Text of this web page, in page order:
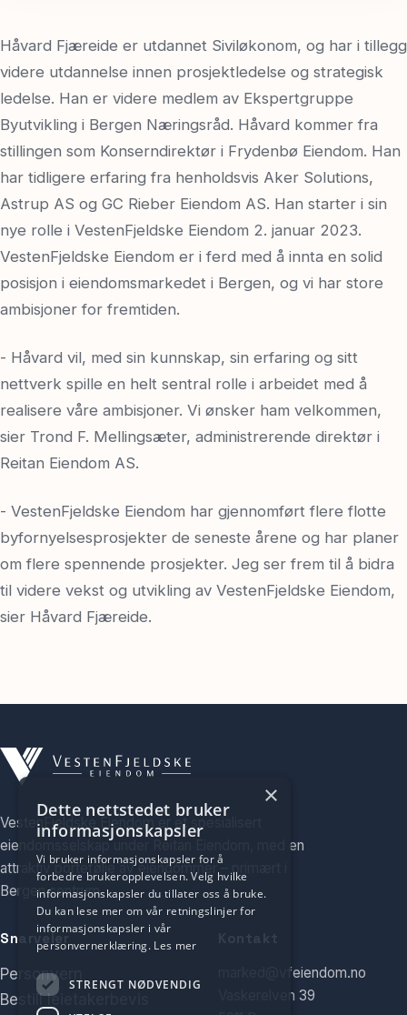
Håvard Fjæreide er utdannet Siviløkonom, og har i tillegg
videre utdannelse innen prosjektledelse og strategisk
ledelse. Han er videre medlem av Ekspertgruppe
Byutvikling i Bergen Næringsråd. Håvard kommer fra
stillingen som Konserndirektør i Frydenbø Eiendom. Han
har tidligere erfaring fra henholdsvis Aker Solutions,
Astrup AS og GC Rieber Eiendom AS. Han starter i sin
nye rolle i VestenFjeldske Eiendom 2. januar 2023.
VestenFjeldske Eiendom er i ferd med å innta en solid
posisjon i eiendomsmarkedet i Bergen, og vi har store
ambisjoner for fremtiden.
- Håvard vil, med sin kunnskap, sin erfaring og sitt
nettverk spille en helt sentral rolle i arbeidet med å
realisere våre ambisjoner. Vi ønsker ham velkommen,
sier Trond F. Mellingsæter, administrerende direktør i
Reitan Eiendom AS.
- VestenFjeldske Eiendom har gjennomført flere flotte
byfornyelsesprosjekter de seneste årene og har planer
om flere spennende prosjekter. Jeg ser frem til å bidra
til videre vekst og utvikling av VestenFjeldske Eiendom,
sier Håvard Fjæreide.
VestenFjeldske Eiendom er et spesialisert
eiendomsselskap under Reitan Eiendom, med en
attraktiv portefølje av eiendommer – primært i
Bergen sentrum.
Snarveier
Personvern
Bestill leietakerbevis
marked@vfeiendom.no
Vaskerelven 39
×
Dette nettstedet bruker
informasjonskapsler
Vi bruker informasjonskapsler for å
forbedre brukeropplevelsen. Velg hvilke
informasjonskapsler du tillater oss å bruke.
Du kan lese mer om vår retningslinjer for
informasjonskapsler i vår
personvernerklæring. Les mer
STRENGT NØDVENDIG